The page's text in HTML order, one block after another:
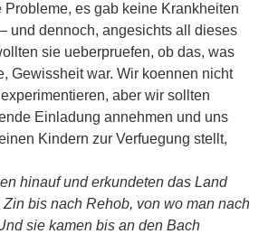
Probleme, es gab keine Krankheiten
und dennoch, angesichts all dieses
sie ueberpruefen, ob das, was
Gewissheit war. Wir koennen nicht
aber wir sollten
Einladung annehmen und uns
Kindern zur Verfuegung stellt,
hinauf und erkundeten das Land
Zin bis nach Rehob, von wo man nach
sie kamen bis an den Bach